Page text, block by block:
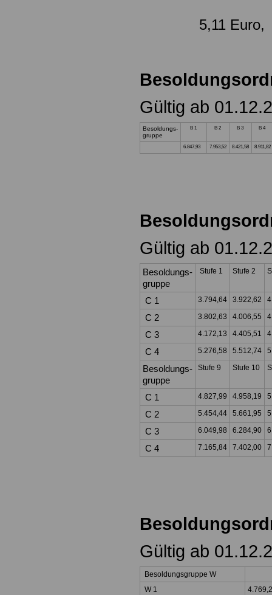
5,11 Euro,
Gültig ab
Besoldungs-
gruppe
B 1 B 2 B 3 B 4
6.847,93 7.953,52 8.421,58 8.911,82
Gültig ab
Besoldungs-
gruppe
Stufe 1 Stufe 2
C 1 3.794,64 3.922,62
C 2 3.802,63 4.006,55
C 3 4.172,13 4.405,51
C 4 5.276,58 5.512,74
Besoldungs-
gruppe
Stufe 9 Stufe 10
C 1 4.827,99 4.958,19
C 2 5.454,44 5.661,95
C 3 6.049,98 6.284,90
C 4 7.165,84 7.402,00
Gültig ab
Besoldungsgruppe W
W 1